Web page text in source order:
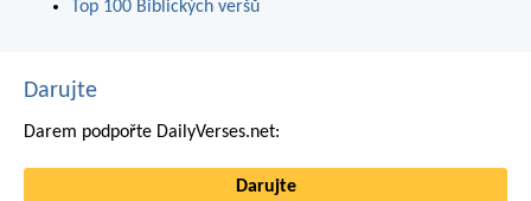
Top 100 Biblických veršů
Darujte
Darem podpořte DailyVerses.net:
Darujte